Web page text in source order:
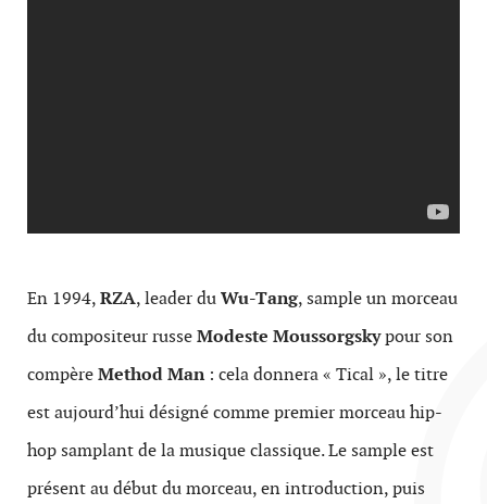
En 1994,RZA, leader duWu-Tang, sample un morceau
du compositeur russeModeste Moussorgskypour son
compèreMethod Man: cela donnera « Tical », le titre
est aujourd’hui désigné comme premier morceau hip-
hop samplant de la musique classique. Le sample est
présent au début du morceau, en introduction, puis